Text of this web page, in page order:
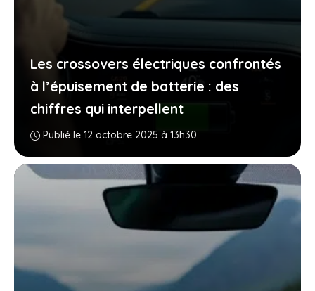
Les crossovers électriques confrontés
à l’épuisement de batterie : des
chiffres qui interpellent
Publié le 12 octobre 2025 à 13h30